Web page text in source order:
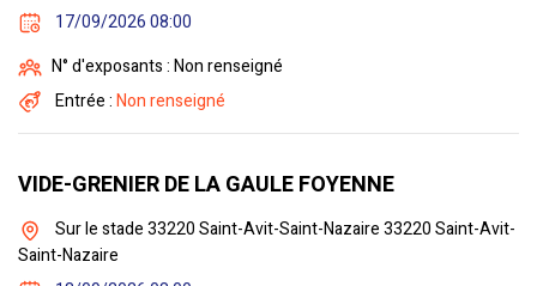
17/09/2026 08:00
N° d'exposants : Non renseigné
Entrée :Non renseigné
VIDE-GRENIER DE LA GAULE FOYENNE
Sur le stade 33220 Saint-Avit-Saint-Nazaire 33220 Saint-Avit-
Saint-Nazaire